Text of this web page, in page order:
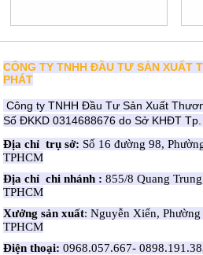
CÔNG TY TNHH ĐẦU TƯ SẢN XUẤT
PHÁT
Công ty TNHH Đầu Tư Sản Xuất
Số ĐKKD 0314688676 do Sở KHĐT
Địa chỉ trụ sở: Số 16 đường 98,
TPHCM
Địa chỉ chi nhánh :855/8 Quang
TPHCM
Xưởng sản xuất: Nguyễn Xiển,
TPHCM
Điện thoại: 0968.057.667-